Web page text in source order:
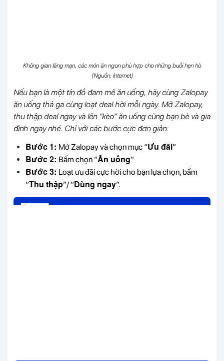
Không gian lãng mạn, các món ăn ngon phù hợp cho những buổi hẹn hò
(Nguồn: Internet)
Nếu bạn là một tín đồ đam mê ăn uống, hãy cùng Zalopay
ăn uống thả ga cùng loạt deal hời mỗi ngày. Mở Zalopay,
thu thập deal ngay và lên “kèo” ăn uống cùng bạn bè và gia
đình ngay nhé. Chỉ với các bước cực đơn giản:
Bước 1: Mở Zalopay và chọn mục “Ưu đãi”
Bước 2: Bấm chọn “Ăn uống”
Bước 3: Loạt ưu đãi cực hời cho bạn lựa chọn, bấm
“Thu thập”/ “Dùng ngay”.